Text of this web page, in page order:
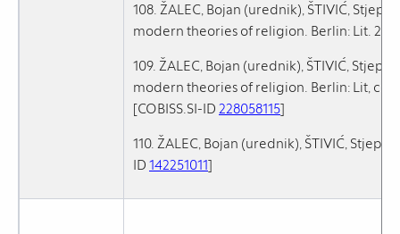
108. ŽALEC, Bojan (urednik), ŠTIVIĆ,
modern theories of religion. Berlin: Lit.
109. ŽALEC, Bojan (urednik), ŠTIVIĆ,
modern theories of religion. Berlin: Lit, cop.
[COBISS.SI-ID 228058115]
110. ŽALEC, Bojan (urednik), ŠTIVIĆ,
ID 142251011]